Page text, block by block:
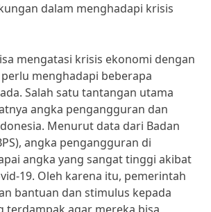
dalam menghadapi krisis
mengatasi krisis ekonomi dengan
menghadapi beberapa
Salah satu tantangan utama
angka pengangguran dan
Menurut data dari Badan
angka pengangguran di
angka yang sangat tinggi akibat
19. Oleh karena itu, pemerintah
bantuan dan stimulus kepada